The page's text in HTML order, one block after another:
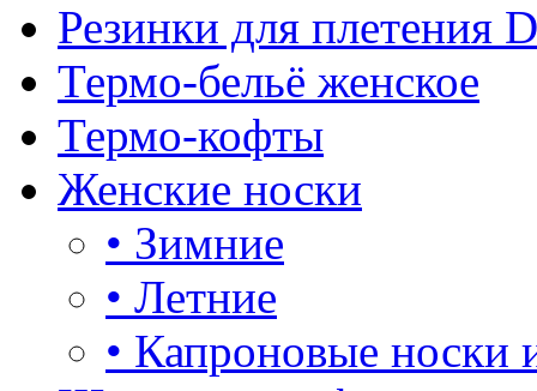
Резинки для плетения
Термо-бельё женское
Термо-кофты
Женские носки
• Зимние
• Летние
• Капроновые носки